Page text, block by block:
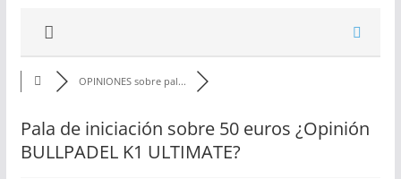
OPINIONES sobre pal...
Pala de iniciación sobre 50 euros ¿Opinión
BULLPADEL K1 ULTIMATE?